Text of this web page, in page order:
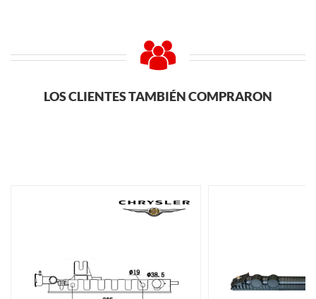
LOS CLIENTES TAMBIÉN COMPRARON